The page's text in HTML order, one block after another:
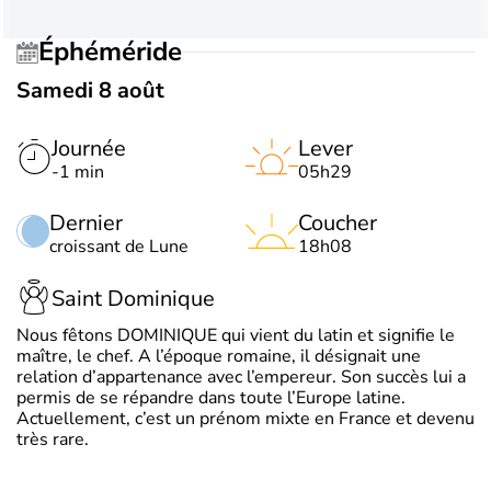
Éphéméride
Samedi 8 août
Journée
-1 min
Dernier
croissant de Lune
Lever
05h29
Coucher
18h08
Saint Dominique
Nous fêtons DOMINIQUE qui vient du latin et signifie le
maître, le chef. A l’époque romaine, il désignait une
relation d’appartenance avec l’empereur. Son succès lui a
permis de se répandre dans toute l’Europe latine.
Actuellement, c’est un prénom mixte en France et devenu
très rare.